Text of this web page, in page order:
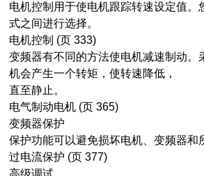
电机控制用于使电机跟踪转速设定值。
式之间进行选择。
电机控制 (页 333)
变频器有不同的方法使电机减速制动。
机会产生一个转矩，使转速降低，
直至静止。
电气制动电机 (页 365)
变频器保护
保护功能可以避免损坏电机、变频器和
过电流保护 (页 377)
高级调试